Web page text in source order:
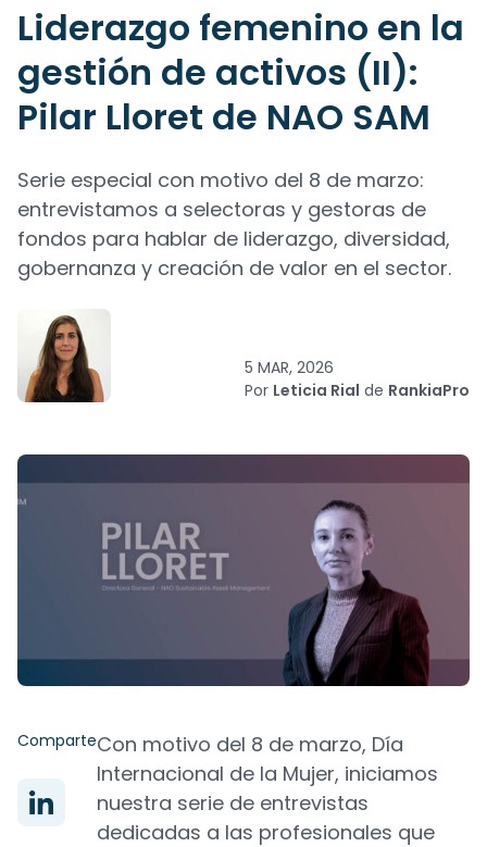
Liderazgo femenino en la
gestión de activos (II):
Pilar Lloret de NAO SAM
Serie especial con motivo del 8 de marzo:
entrevistamos a selectoras y gestoras de
fondos para hablar de liderazgo, diversidad,
gobernanza y creación de valor en el sector.
5 MAR, 2026
Por Leticia Rial de RankiaPro
ComparteCon motivo del 8 de marzo, Día
Internacional de la Mujer, iniciamos
nuestra serie de entrevistas
dedicadas a las profesionales que